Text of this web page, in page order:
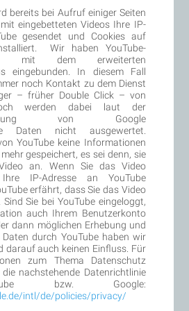
bereits bei Aufruf einiger Seiten
eingebetteten Videos Ihre IP-
gesendet und Cookies auf
Wir haben YouTube-
mit dem erweiterten
eingebunden. In diesem Fall
noch Kontakt zu dem Dienst
– früher Double Click – von
werden dabei laut der
von Google
Daten nicht ausgewertet.
YouTube keine Informationen
gespeichert, es sei denn, sie
an. Wenn Sie das Video
IP-Adresse an YouTube
erfährt, dass Sie das Video
Sie bei YouTube eingeloggt,
auch Ihrem Benutzerkonto
dann möglichen Erhebung und
durch YouTube haben wir
darauf auch keinen Einfluss. Für
zum Thema Datenschutz
nachstehende Datenrichtlinie
bzw. Google:
intl/de/policies/privacy/